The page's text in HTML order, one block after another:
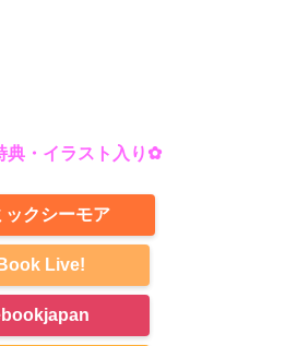
典・イラスト入り✿
ックシーモア
Book Live!